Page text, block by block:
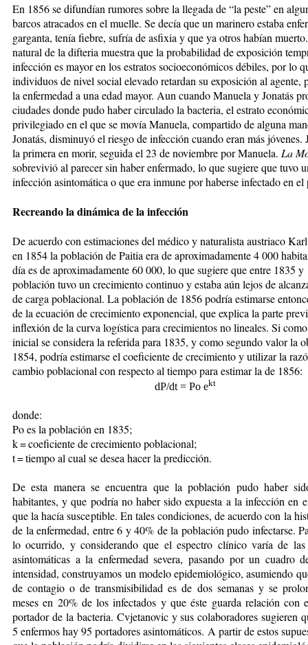
En 1856 se difundían rumores sobre la llegada de “la peste” en
barcos atracados en el muelle. Se decía que un marinero estaba
garganta, tenía fiebre, sufría de asfixia y que ya otros habían
natural de la difteria muestra que la probabilidad de exposición
infección es mayor en los estratos socioeconómicos débiles, por lo
individuos de nivel social elevado retardan su exposición al agente,
la enfermedad a una edad mayor. Aun cuando Manuela y Jonatás
ciudades donde pudo haber circulado la bacteria, el estrato
privilegiado en el que se movía Manuela, compartido de alguna
Jonatás, disminuyó el riesgo de infección cuando eran más jóvenes.
la primera en morir, seguida el 23 de noviembre por Manuela. La
sobrevivió al parecer sin haber enfermado, lo que sugiere que tuvo
infección asintomática o que era inmune por haberse infectado en el
Recreando la dinámica de la infección
De acuerdo con estimaciones del médico y naturalista austriaco
en 1854 la población de Paitia era de aproximadamente 4 000
día es de aproximadamente 60 000, lo que sugiere que entre 1835 y
población tuvo un crecimiento continuo y estaba aún lejos de
de carga poblacional. La población de 1856 podría estimarse
de la ecuación de crecimiento exponencial, que explica la parte
inflexión de la curva logística para crecimientos no lineales. Si
inicial se considera la referida para 1835, y como segundo valor la
1854, podría estimarse el coeficiente de crecimiento y utilizar la
cambio poblacional con respecto al tiempo para estimar la de 1856:
dP/dt = Po ekt
donde:
Po es la población en 1835;
k = coeficiente de crecimiento poblacional;
t = tiempo al cual se desea hacer la predicción.
De esta manera se encuentra que la población pudo haber
habitantes, y que podría no haber sido expuesta a la infección en
que la hacía susceptible. En tales condiciones, de acuerdo con la
de la enfermedad, entre 6 y 40% de la población pudo infectarse.
lo ocurrido, y considerando que el espectro clínico varía de las
asintomáticas a la enfermedad severa, pasando por un cuadro
intensidad, construyamos un modelo epidemiológico, asumiendo
de contagio o de transmisibilidad es de dos semanas y se
meses en 20% de los infectados y que éste guarda relación con
portador de la bacteria. Cvjetanovic y sus colaboradores sugieren
5 enfermos hay 95 portadores asintomáticos. A partir de estos